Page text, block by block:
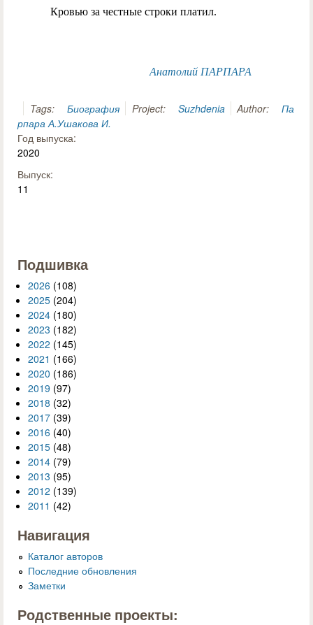
Кровью за честные строки платил.
Анатолий ПАРПАРА
Tags: Биография Project: Suzhdenia Author:
Па
рпара А.Ушакова И.
Год выпуска:
2020
Выпуск:
11
Подшивка
2026 (108)
2025 (204)
2024 (180)
2023 (182)
2022 (145)
2021 (166)
2020 (186)
2019 (97)
2018 (32)
2017 (39)
2016 (40)
2015 (48)
2014 (79)
2013 (95)
2012 (139)
2011 (42)
Навигация
Каталог авторов
Последние обновления
Заметки
Родственные проекты: